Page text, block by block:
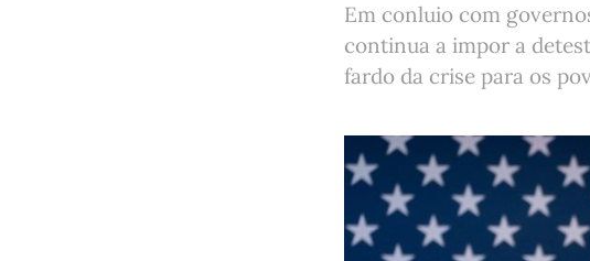
Em conluio com
continua a impor a
fardo da crise para os